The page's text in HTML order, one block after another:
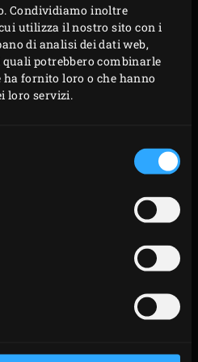
Condividiamo inoltre
utilizza il nostro sito con i
di analisi dei dati web,
potrebbero combinarle
fornito loro o che hanno
loro servizi.
(charcoal) nel Big Green Egg e
di 140°C. Nel frattempo,
salamoia e asciugarli.
sul carbone
nell’EGG e sopra
Stainless Steel Grid
brevemente il fieno in acqua e
Posizionare gli sgombri
il coperchio dell’EGG.
raggiunto una
.